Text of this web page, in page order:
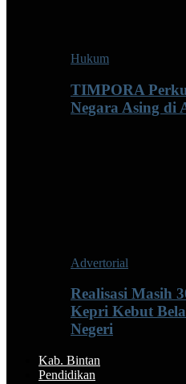
Hukum
TIMPORA
Negara Asing di
Advertorial
Realisasi Masih
Kepri Kebut
Negeri
Kab. Bintan
Pendidikan